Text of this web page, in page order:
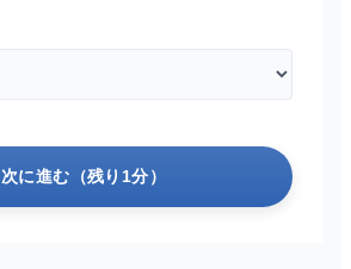
次に進む（残り1分）